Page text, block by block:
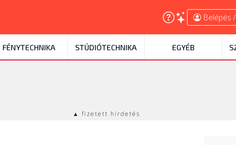
Belépés
FÉNYTECHNIKA STÚDIÓTECHNIKA EGYÉB
▲ fizetett hirdetés